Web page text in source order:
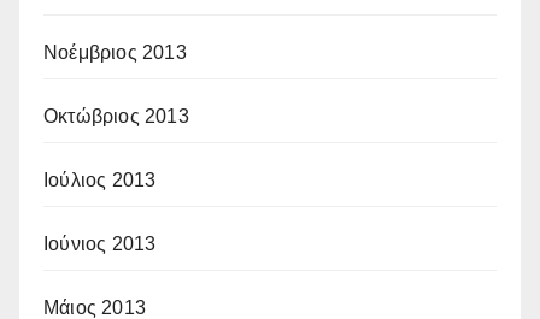
Νοέμβριος 2013
Οκτώβριος 2013
Ιούλιος 2013
Ιούνιος 2013
Μάιος 2013